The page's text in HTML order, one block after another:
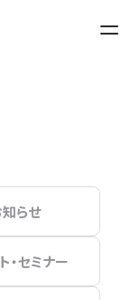
らせ
・セミナー